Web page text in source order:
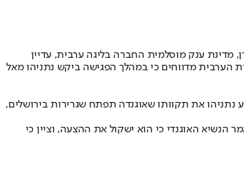
מדינת ענק מוסלמית החברה בליגה ערבית, עדיין
מדווחים כי במהלך הפגישה ביקש נתניהו מאל
נתניהו את תקוותו שאוגנדה תפתח שגרירות בירושלים,
האוגנדי כי הוא ישקול את ההצעה, וציין כי